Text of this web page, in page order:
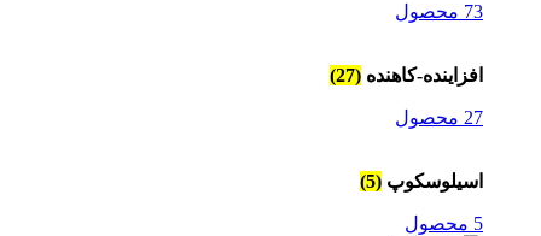
73 محصول
افزاینده-کاهنده (27)
27 محصول
اسیلوسکوپ (5)
5 محصول